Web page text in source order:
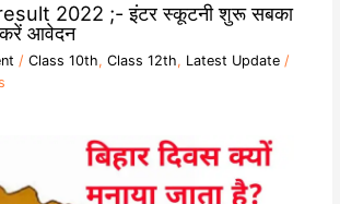
2022 ;- इंटर स्कूटनी शुरू सबका
करें आवेदन
/ Class 10th, Class 12th, Latest Update/